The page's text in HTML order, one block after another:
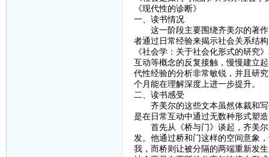
《现代性的诊断》
一、读书情况
这一阶段主要围绕齐美尔的著作
者通过日常经验来揭示社会关系结
《社会学：关于社会化形式的研究
互动等概念的反复接触，慢慢建立
代性经验的分析非常敏锐，并且研
个月能在理解深度上进一步提升。
二、读书感受
齐美尔的这些文本虽然体裁和写
是在日常互动中通过无数种形式塑
首先从《桥与门》谈起，齐美尔
发。他通过桥和门这样的空间意象
我，而桥则让被分隔的两端重新发